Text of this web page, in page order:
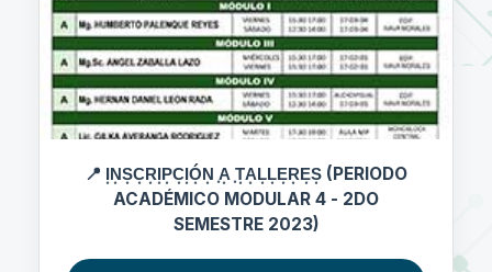
📍 I͙N͙S͙C͙R͙I͙P͙C͙I͙Ó͙N͙ ͙A͙ ͙T͙A͙L͙L͙E͙R͙E͙S͙ (PERIODO
ACADÉMICO MODULAR 4 - 2DO
SEMESTRE 2023)